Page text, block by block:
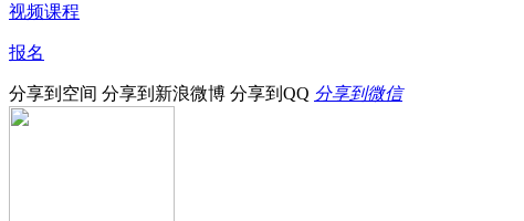
视频课程
报名
分享到空间 分享到新浪微博 分享到QQ 分享到微信